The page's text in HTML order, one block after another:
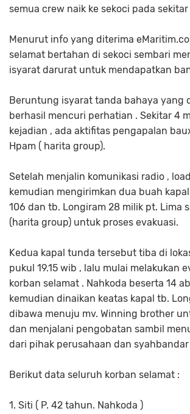
semua crew naik ke sekoci pada
Menurut info yang diterima
selamat bertahan di sekoci sembari
isyarat darurat untuk mendapatkan
Beruntung isyarat tanda bahaya yang
berhasil mencuri perhatian . Sekitar 4
kejadian , ada aktifitas pengapalan
Hpam ( harita group).
Setelah menjalin komunikasi radio ,
kemudian mengirimkan dua buah
106 dan tb. Longiram 28 milik pt. Lima
(harita group) untuk proses evakuasi.
Kedua kapal tunda tersebut tiba di
pukul 19.15 wib , lalu mulai melakukan
korban selamat . Nahkoda beserta 14
kemudian dinaikan keatas kapal tb.
dibawa menuju mv. Winning brother
dan menjalani pengobatan sambil
dari pihak perusahaan dan syahbandar
Berikut data seluruh korban selamat :
1. Siti ( P. 42 tahun. Nahkoda )